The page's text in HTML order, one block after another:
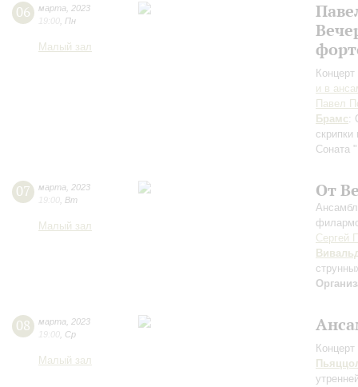
06 марта
2023
19:00 Пн
Малый зал
и в
Павел
Брамс:
Соната
07 марта
2023
19:00 Вт
Малый зал
От
Сергей
08 марта
2023
19:00 Ср
Малый зал